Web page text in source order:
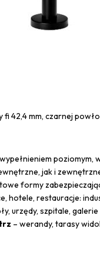
fi 42,4 mm, czarnej
poziomym,
jak i
formy
hotele, restauracje:
urzędy, szpitale,
– werandy, tarasy